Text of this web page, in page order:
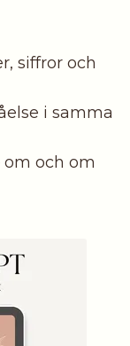
siffror och
i samma
om och om